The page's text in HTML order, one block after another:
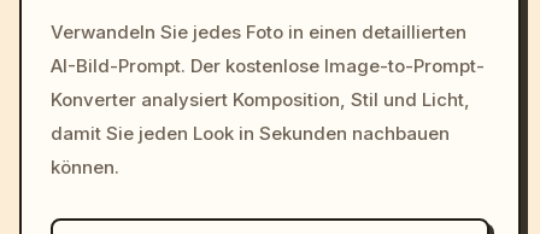
c, cyberpunk sunset, neon
colors, 8k --v 6.0
Verwandeln Sie jedes Foto in einen detaillierten
AI-Bild-Prompt. Der kostenlose Image-to-Prompt-
Konverter analysiert Komposition, Stil und Licht,
damit Sie jeden Look in Sekunden nachbauen
können.